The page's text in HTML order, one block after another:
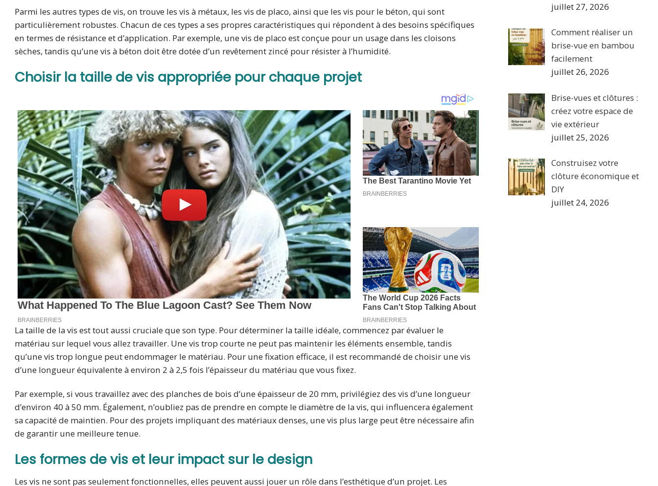
Parmi les autres types de vis, on trouve les vis à métaux, les vis de placo, ainsi que les vis pour le béton, qui sont
particulièrement robustes. Chacun de ces types a ses propres caractéristiques qui répondent à des besoins spécifiques
en termes de résistance et d’application. Par exemple, une vis de placo est conçue pour un usage dans les cloisons
sèches, tandis qu’une vis à béton doit être dotée d’un revêtement zincé pour résister à l’humidité.
Choisir la taille de vis appropriée pour chaque projet
La taille de la vis est tout aussi cruciale que son type. Pour déterminer la taille idéale, commencez par évaluer le
matériau sur lequel vous allez travailler. Une vis trop courte ne peut pas maintenir les éléments ensemble, tandis
qu’une vis trop longue peut endommager le matériau. Pour une fixation efficace, il est recommandé de choisir une vis
d’une longueur équivalente à environ 2 à 2,5 fois l’épaisseur du matériau que vous fixez.
Par exemple, si vous travaillez avec des planches de bois d’une épaisseur de 20 mm, privilégiez des vis d’une longueur
d’environ 40 à 50 mm. Également, n’oubliez pas de prendre en compte le diamètre de la vis, qui influencera également
sa capacité de maintien. Pour des projets impliquant des matériaux denses, une vis plus large peut être nécessaire afin
de garantir une meilleure tenue.
Les formes de vis et leur impact sur le design
Les vis ne sont pas seulement fonctionnelles, elles peuvent aussi jouer un rôle dans l’esthétique d’un projet. Les
juillet 27, 2026
Comment réaliser un
brise-vue en bambou
facilement
juillet 26, 2026
Brise-vues et clôtures :
créez votre espace de
vie extérieur
juillet 25, 2026
Construisez votre
clôture économique et
DIY
juillet 24, 2026